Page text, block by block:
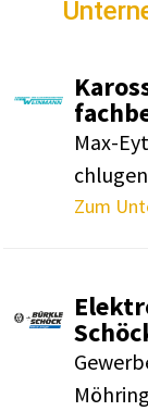
Max-
Zum